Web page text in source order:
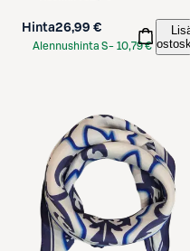
Hinta26,99 €
Alennushinta S- 10,79 €